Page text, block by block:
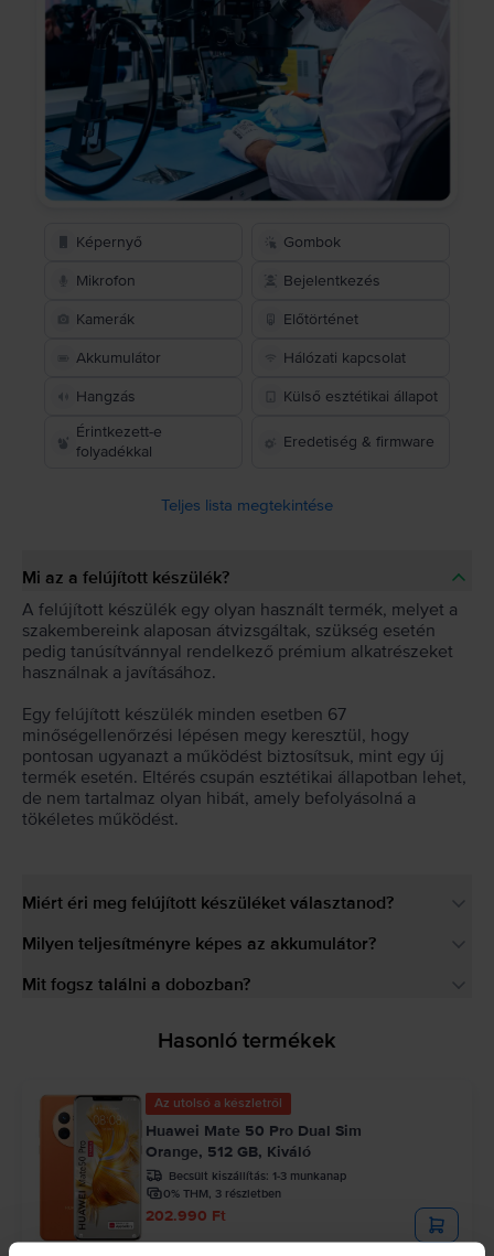
Képernyő Gombok
Mikrofon Bejelentkezés
Kamerák Előtörténet
Akkumulátor Hálózati kapcsolat
Hangzás
Külső esztétikai állapot
Érintkezett-e
folyadékkal
Eredetiség & firmware
Teljes lista megtekintése
Mi az a felújított készülék?
A felújított készülék egy olyan használt termék, melyet a
szakembereink alaposan átvizsgáltak, szükség esetén
pedig tanúsítvánnyal rendelkező prémium alkatrészeket
használnak a javításához.
Egy felújított készülék minden esetben 67
minőségellenőrzési lépésen megy keresztül, hogy
pontosan ugyanazt a működést biztosítsuk, mint egy új
termék esetén. Eltérés csupán esztétikai állapotban lehet,
de nem tartalmaz olyan hibát, amely befolyásolná a
tökéletes működést.
Miért éri meg felújított készüléket választanod?
Milyen teljesítményre képes az akkumulátor?
Mit fogsz találni a dobozban?
Hasonló termékek
Az utolsó a készletről
Huawei Mate 50 Pro Dual Sim
Orange, 512 GB, Kiváló
Becsült kiszállítás: 1-3 munkanap
0% THM, 3 részletben
202.990 Ft